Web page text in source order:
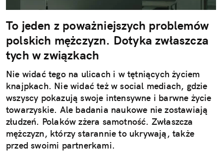
To jeden z poważniejszych problemów
polskich mężczyzn. Dotyka zwłaszcza
tych w związkach
Nie widać tego na ulicach i w tętniących życiem
knajpkach. Nie widać też w social mediach, gdzie
wszyscy pokazują swoje intensywne i barwne życie
towarzyskie. Ale badania naukowe nie zostawiają
złudzeń. Polaków zżera samotność. Zwłaszcza
mężczyzn, którzy starannie to ukrywają, także
przed swoimi partnerkami.